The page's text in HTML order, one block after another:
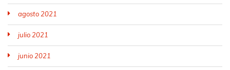
agosto 2021
julio 2021
junio 2021